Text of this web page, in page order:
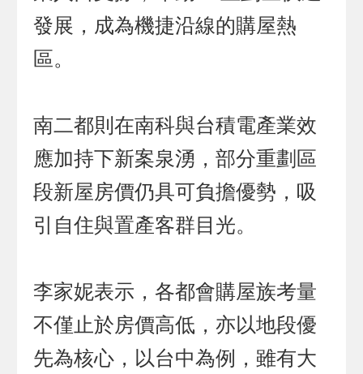
發展，成為機捷沿線的購屋熱
區。
南二都則在南科與台積電產業效
應加持下新案泉湧，部分重劃區
段新屋房價仍具可負擔優勢，吸
引自住與置產客群目光。
李家妮表示，各都會購屋族考量
不僅止於房價高低，亦以地段優
先為核心，以台中為例，雖有大